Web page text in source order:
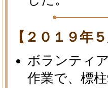
【２０１９年
ボランティ
作業で、標